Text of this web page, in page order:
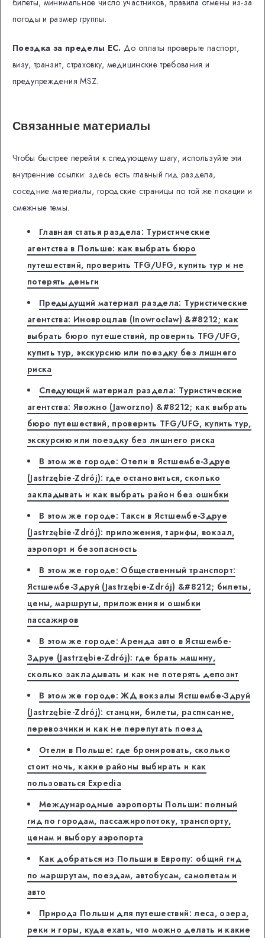
билеты, минимальное число участников, правила отмены из-за
погоды и размер группы.
Поездка за пределы ЕС. До оплаты проверьте паспорт,
визу, транзит, страховку, медицинские требования и
предупреждения MSZ.
Связанные материалы
Чтобы быстрее перейти к следующему шагу, используйте эти
внутренние ссылки: здесь есть главный гид раздела,
соседние материалы, городские страницы по той же локации и
смежные темы.
Главная статья раздела: Туристические
агентства в Польше: как выбрать бюро
путешествий, проверить TFG/UFG, купить тур и не
потерять деньги
Предыдущий материал раздела: Туристические
агентства: Иновроцлав (Inowrocław) &#8212; как
выбрать бюро путешествий, проверить TFG/UFG,
купить тур, экскурсию или поездку без лишнего
риска
Следующий материал раздела: Туристические
агентства: Явожно (Jaworzno) &#8212; как выбрать
бюро путешествий, проверить TFG/UFG, купить тур,
экскурсию или поездку без лишнего риска
В этом же городе: Отели в Ястшембе-Здруе
(Jastrzębie-Zdrój): где остановиться, сколько
закладывать и как выбрать район без ошибки
В этом же городе: Такси в Ястшембе-Здруе
(Jastrzębie-Zdrój): приложения, тарифы, вокзал,
аэропорт и безопасность
В этом же городе: Общественный транспорт:
Ястшембе-Здруй (Jastrzębie-Zdrój) &#8212; билеты,
цены, маршруты, приложения и ошибки
пассажиров
В этом же городе: Аренда авто в Ястшембе-
Здруе (Jastrzębie-Zdrój): где брать машину,
сколько закладывать и как не потерять депозит
В этом же городе: ЖД вокзалы Ястшембе-Здруй
(Jastrzębie-Zdrój): станции, билеты, расписание,
перевозчики и как не перепутать поезд
Отели в Польше: где бронировать, сколько
стоит ночь, какие районы выбирать и как
пользоваться Expedia
Международные аэропорты Польши: полный
гид по городам, пассажиропотоку, транспорту,
ценам и выбору аэропорта
Как добраться из Польши в Европу: общий гид
по маршрутам, поездам, автобусам, самолетам и
авто
Природа Польши для путешествий: леса, озера,
реки и горы, куда ехать, что можно делать и какие